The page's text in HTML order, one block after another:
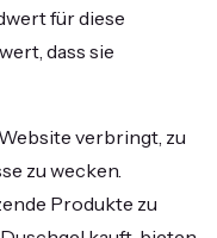
für diese
dass sie
verbringt, zu
zu wecken.
Produkte zu